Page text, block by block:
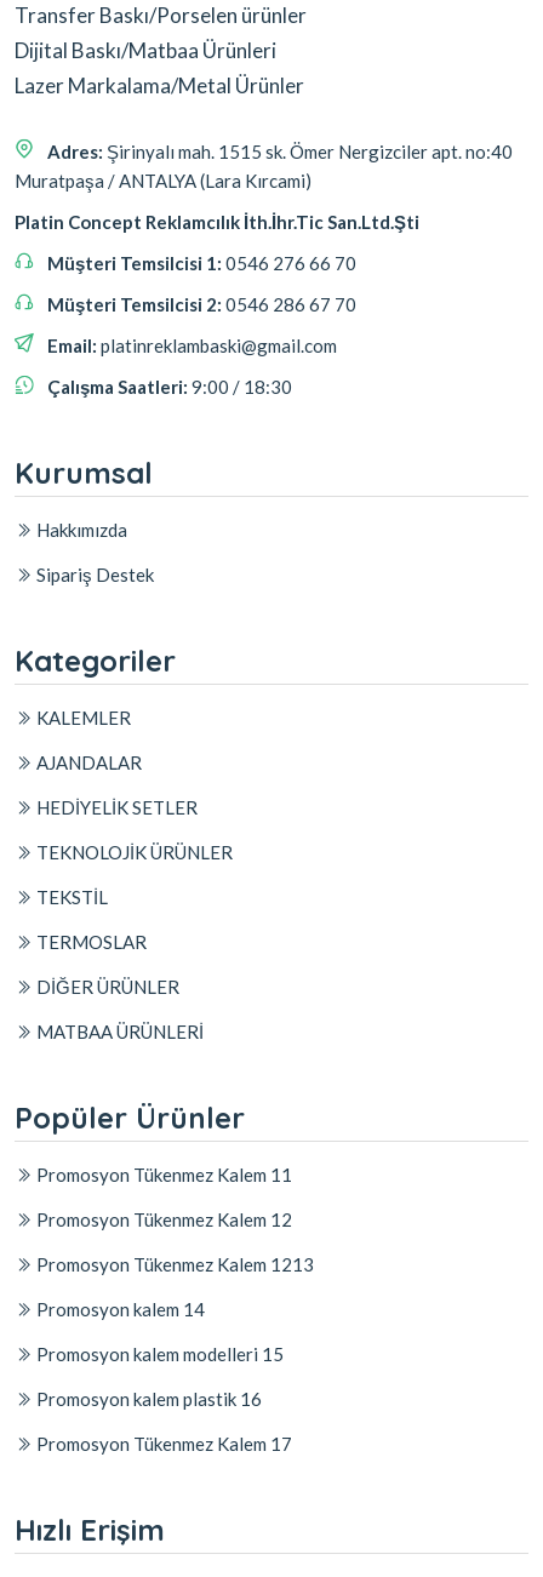
Transfer Baskı/Porselen ürünler
Dijital Baskı/Matbaa Ürünleri
Lazer Markalama/Metal Ürünler
Adres: Şirinyalı mah. 1515 sk. Ömer Nergizciler apt. no:40
Muratpaşa / ANTALYA (Lara Kırcami)
Platin Concept Reklamcılık İth.İhr.Tic San.Ltd.Şti
Müşteri Temsilcisi 1: 0546 276 66 70
Müşteri Temsilcisi 2: 0546 286 67 70
Email: platinreklambaski@gmail.com
Çalışma Saatleri: 9:00 / 18:30
Kurumsal
Hakkımızda
Sipariş Destek
Kategoriler
KALEMLER
AJANDALAR
HEDİYELİK SETLER
TEKNOLOJİK ÜRÜNLER
TEKSTİL
TERMOSLAR
DİĞER ÜRÜNLER
MATBAA ÜRÜNLERİ
Popüler Ürünler
Promosyon Tükenmez Kalem 11
Promosyon Tükenmez Kalem 12
Promosyon Tükenmez Kalem 1213
Promosyon kalem 14
Promosyon kalem modelleri 15
Promosyon kalem plastik 16
Promosyon Tükenmez Kalem 17
Hızlı Erişim